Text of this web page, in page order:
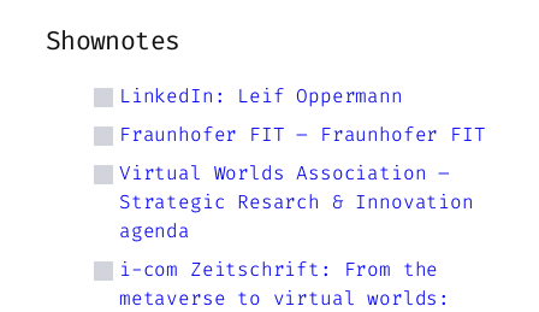
Shownotes
LinkedIn: Leif Oppermann
Fraunhofer FIT – Fraunhofer FIT
Virtual Worlds Association –
Strategic Resarch & Innovation
agenda
i-com Zeitschrift: From the
metaverse to virtual worlds: